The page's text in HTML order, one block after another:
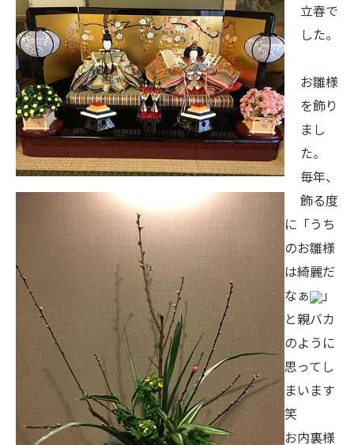
立春で
した。
お雛様
を飾り
まし
た。
毎年、
飾る度
に「うち
のお雛様
は綺麗だ
なぁ
」
と親バカ
のように
思ってし
まいます
笑
お内裏様